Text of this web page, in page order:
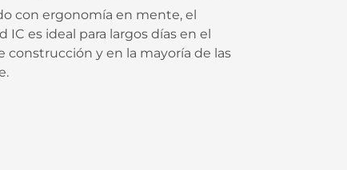
con ergonomía en mente, el
es ideal para largos días en el
construcción y en la mayoría de las